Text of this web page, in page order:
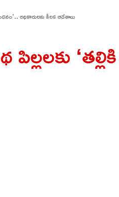
అధికారులకు కీలక ఆదేశాలు